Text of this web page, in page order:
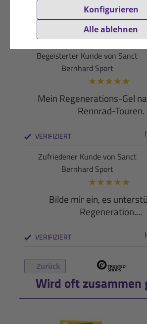
Konfigurieren
Alle ablehnen
Schmeckt gut..............
Begeisterter Kunde von Sanct
Bernhard Sport
★★★★★
Mein Regenerations-Gel
Rennrad-Touren.
VERIFIZIERT
Zufriedener Kunde von Sanct
Bernhard Sport
★★★★★
Bilde mir ein, es
Regeneration....
VERIFIZIERT
Zurück
Wird oft zusammen